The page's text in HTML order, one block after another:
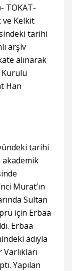
TOKAT-
ve Kelkit
tarihi
arşiv
alınarak
Kurulu
Han
tarihi
akademik
Murat’ın
Sultan
için Erbaa
Erbaa
adıyla
Yapılan